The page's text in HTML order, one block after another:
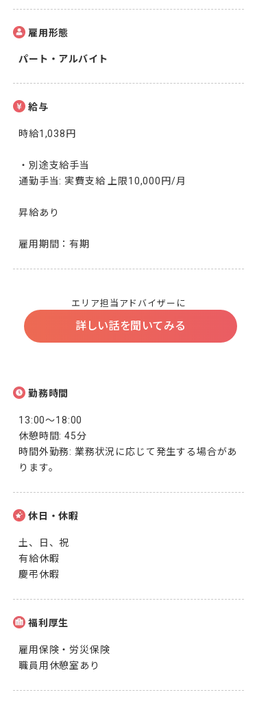
雇用形態
パート・アルバイト
給与
時給1,038円
・別途支給手当
通勤手当: 実費支給 上限10,000円/月
昇給あり
雇用期間：有期
エリア担当アドバイザーに
詳しい話を聞いてみる
勤務時間
13:00～18:00
休憩時間: 45分
時間外勤務: 業務状況に応じて発生する場合があ
ります。
休日・休暇
土、日、祝
有給休暇
慶弔休暇
福利厚生
雇用保険・労災保険
職員用休憩室あり